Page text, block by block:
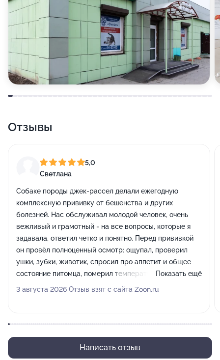
Отзывы
5,0
Светлана
Собаке породы джек-рассел делали ежегодную
комплексную прививку от бешенства и других
болезней. Нас обслуживал молодой человек, очень
вежливый и грамотный - на все вопросы, которые я
задавала, ответил чётко и понятно. Перед прививкой
он провёл полноценный осмотр: ощупал, проверил
ушки, зубки, животик, спросил про аппетит и общее
состояние питомца, померил температуру. До этого
мы здесь также ставили противорвотные.
Показать ещё
3 августа 2026 Отзыв взят с сайта Zoon.ru
Написать отзыв